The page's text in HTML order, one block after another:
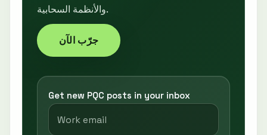
والأنظمة السحابية.
جرّب الآن
Get new PQC posts in your inbox